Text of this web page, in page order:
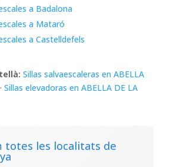
a Badalona
a Mataró
a Castelldefels
Sillas salvaescaleras en ABELLA
Sillas elevadoras en ABELLA DE LA
totes les localitats de